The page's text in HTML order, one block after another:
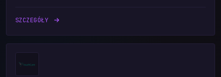
SZCZEGÓŁY